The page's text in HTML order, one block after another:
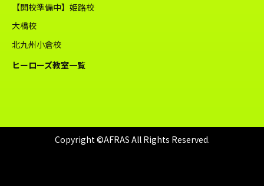
【開校準備中】姫路校
大橋校
北九州小倉校
ヒーローズ教室一覧
Copyright ©AFRAS All Rights Reserved.